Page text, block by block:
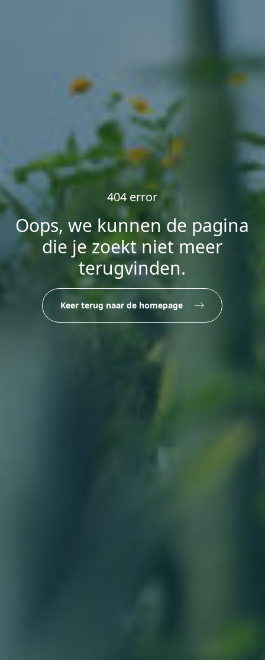
404 error
Oops, we kunnen de pagina
die je zoekt niet meer
terugvinden.
Keer terug naar de homepage